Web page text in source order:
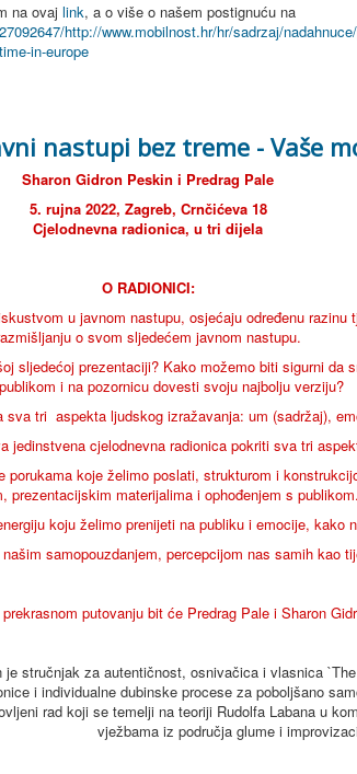
na ovaj link, a o više o našem postignuću na
http://www.mobilnost.hr/hr/sadrzaj/
in-europe
nastupi bez treme - Vaše
Sharon Gidron Peskin i Predrag Pale
5. rujna 2022, Zagreb, Crnčićeva 18
Cjelodnevna radionica, u tri dijela
O RADIONICI:
u javnom nastupu, osjećaju određenu razinu
o svom sljedećem javnom nastupu.
sljedećoj prezentaciji? Kako možemo biti sigurni da
i na pozornicu dovesti svoju najbolju verziju?
sva tri aspekta ljudskog izražavanja: um (sadržaj),
jedinstvena cjelodnevna radionica pokriti sva tri
porukama koje želimo poslati, strukturom i
prezentacijskim materijalima i ophođenjem s publikom.
koju želimo prenijeti na publiku i emocije, kako
samopouzdanjem, percepcijom nas samih kao
putovanju bit će Predrag Pale i Sharon
je stručnjak za autentičnost, osnivačica i vlasnica
i individualne dubinske procese za poboljšano
rad koji se temelji na teoriji Rudolfa Labana u
vježbama iz područja glume i